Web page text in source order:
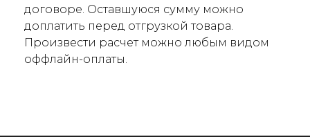
договоре. Оставшуюся сумму можно
доплатить перед отгрузкой товара.
Произвести расчет можно любым видом
оффлайн-оплаты.